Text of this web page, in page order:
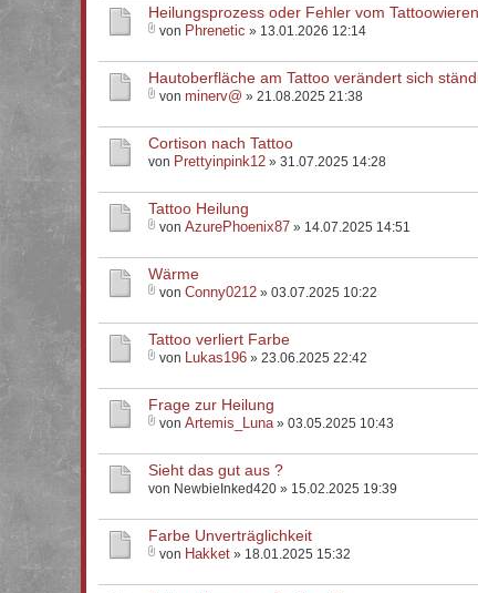
Heilungsprozess oder Fehler vom
von Phrenetic » 13.01.2026 12:14
Hautoberfläche am Tattoo verändert sich
von minerv@ » 21.08.2025 21:38
Cortison nach Tattoo
von Prettyinpink12 » 31.07.2025 14:28
Tattoo Heilung
von AzurePhoenix87 » 14.07.2025 14:51
Wärme
von Conny0212 » 03.07.2025 10:22
Tattoo verliert Farbe
von Lukas196 » 23.06.2025 22:42
Frage zur Heilung
von Artemis_Luna» 03.05.2025 10:43
Sieht das gut aus ?
von NewbieInked420 » 15.02.2025 19:39
Farbe Unverträglichkeit
von Hakket » 18.01.2025 15:32